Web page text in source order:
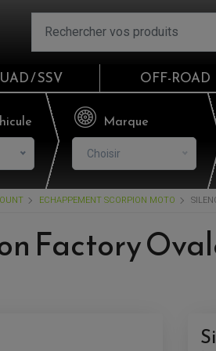
/ SSV OFF-ROAD
Marque
Choisir
ECHAPPEMENT SCORPION MOTO
Factory